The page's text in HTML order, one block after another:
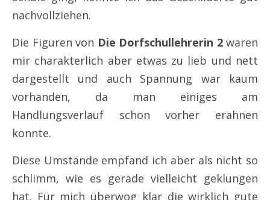
nachvollziehen.
Die Figuren von Die Dorfschullehrerin 2waren
mir charakterlich aber etwas zu lieb und nett
dargestellt und auch Spannung war kaum
vorhanden, da man einiges am
Handlungsverlauf schon vorher erahnen
konnte.
Diese Umstände empfand ich aber als nicht so
schlimm, wie es gerade vielleicht geklungen
hat. Für mich überwog klar die wirklich gute